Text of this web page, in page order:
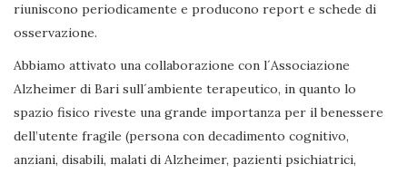
riuniscono periodicamente e producono report e schede di
osservazione.
Abbiamo attivato una collaborazione con l´Associazione
Alzheimer di Bari sull´ambiente terapeutico, in quanto lo
spazio fisico riveste una grande importanza per il benessere
dell’utente fragile (persona con decadimento cognitivo,
anziani, disabili, malati di Alzheimer, pazienti psichiatrici,